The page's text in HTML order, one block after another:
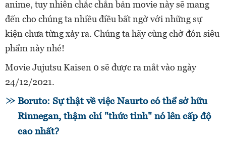
anime, tuy nhiên chắc chắn bản movie này sẽ mang
đến cho chúng ta nhiều điều bất ngờ với những sự
kiện chưa từng xảy ra. Chúng ta hãy cùng chờ đón siêu
phẩm này nhé!
Movie Jujutsu Kaisen 0 sẽ được ra mắt vào ngày
24/12/2021.
Boruto: Sự thật về việc Naurto có thể sở hữu
Rinnegan, thậm chí "thức tỉnh" nó lên cấp độ
cao nhất?